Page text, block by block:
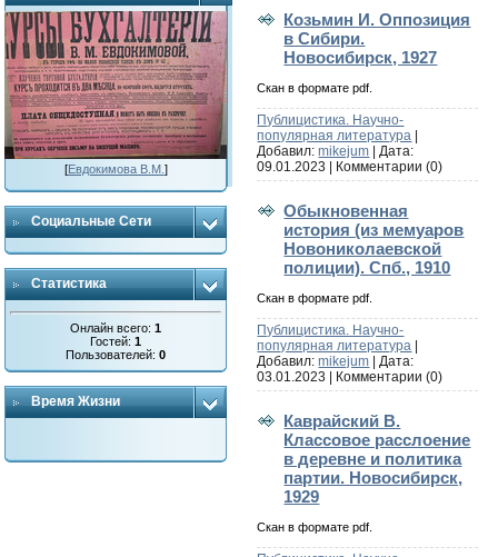
[Евдокимова В.М. ]
Социальные Сети
Статистика
Онлайн всего:1
Гостей:1
Пользователей:0
Время Жизни
Козьмин И. Оппозиция
в Сибири.
Новосибирск, 1927
Скан в формате pdf.
Публицистика. Научно-
популярная литература
Добавил:mikejum | Дата:
09.01.2023
Комментарии (0)
Обыкновенная
история (из мемуаров
Новониколаевской
полиции). Спб., 1910
Скан в формате pdf.
Публицистика. Научно-
популярная литература
Добавил:mikejum | Дата:
03.01.2023
Комментарии (0)
Каврайский В.
Классовое расслоение
в деревне и политика
партии. Новосибирск,
1929
Скан в формате pdf.